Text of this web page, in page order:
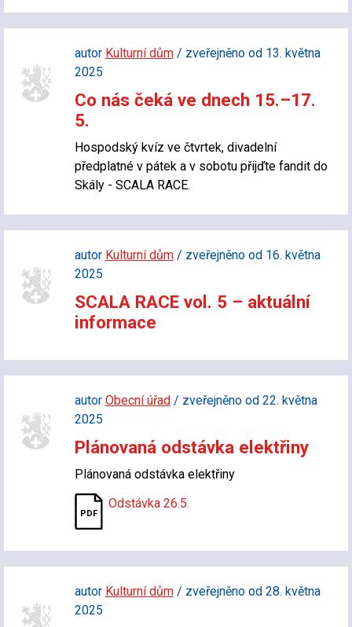
autor Kulturní dům/ zveřejněno od 13. května
2025
Co nás čeká ve dnech 15.–17.
5.
Hospodský kvíz ve čtvrtek, divadelní
předplatné v pátek a v sobotu přijďte fandit do
Skály - SCALA RACE.
autor Kulturní dům/ zveřejněno od 16. května
2025
SCALA RACE vol. 5 – aktuální
informace
autor Obecní úřad/ zveřejněno od 22. května
2025
Plánovaná odstávka elektřiny
Plánovaná odstávka elektřiny
Odstávka 26.5.
autor Kulturní dům/ zveřejněno od 28. května
2025